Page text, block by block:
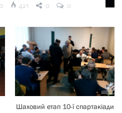
421 0 0
Шаховий етап 10-ї спартакіади